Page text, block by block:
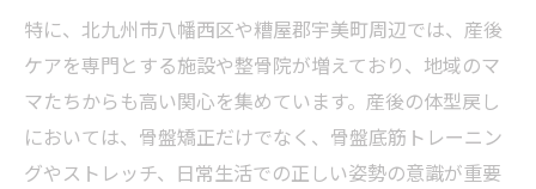
産後骨盤ケアを身近に取り入れる方法と流
れ
骨盤矯正なら産後の不安も和らぐ理由
産後骨盤ケアと骨盤矯正の役割と違いを解
説
特に、北九州市八幡西区や糟屋郡宇美町周辺では、産後
ケアを専門とする施設や整骨院が増えており、地域のマ
マたちからも高い関心を集めています。産後の体型戻し
においては、骨盤矯正だけでなく、骨盤底筋トレーニン
グやストレッチ、日常生活での正しい姿勢の意識が重要